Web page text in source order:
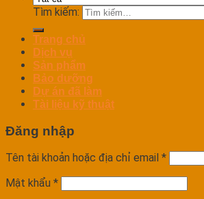
Tìm kiếm:
Trang chủ
Dịch vụ
Sản phẩm
Bảo dưỡng
Dự án đã làm
Tài liệu kỹ thuật
Đăng nhập
Tên tài khoản hoặc địa chỉ email *
Mật khẩu *